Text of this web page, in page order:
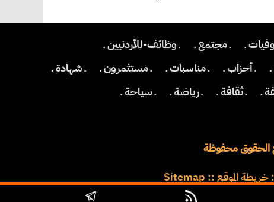
ـ ـ مجتمع ـ
ـ وظائف-للأردنيين ـ
ـ أحزاب ـ ـ مناسبات ـ ـ مستثمرون ـ
ـ شهادة ـ
ـ ـ ثقافة ـ ـ رياضة ـ
ـ سياحة ـ
خريطة الموقع ::
Sitemap